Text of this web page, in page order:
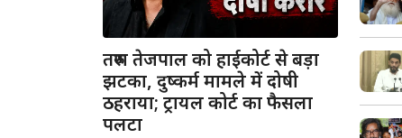
तरुण तेजपाल को हाईकोर्ट से बड़ा
झटका, दुष्कर्म मामले में दोषी
ठहराया; ट्रायल कोर्ट का फैसला
पलटा